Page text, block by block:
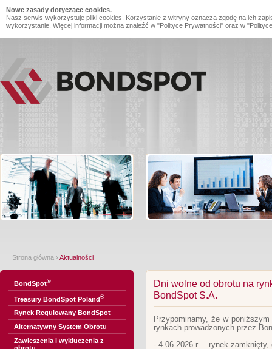
Nowe zasady dotyczące cookies.
Nasz serwis wykorzystuje pliki cookies. Korzystanie z witryny oznacza zgodę na ich
wykorzystanie. Więcej informacji można znaleźć w "Polityce Prywatności" oraz w "
Strona główna › Aktualności
BondSpot®
Treasury BondSpot Poland®
Rynek Regulowany BondSpot
Alternatywny System Obrotu
Zawieszenia i wykluczenia z
Dni wolne od obrotu na
BondSpot S.A.
Przypominamy, że w
rynkach prowadzonych przez
- 4.06.2026 r. – rynek